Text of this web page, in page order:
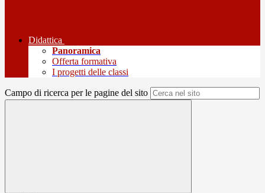
Didattica
Panoramica
Offerta formativa
I progetti delle classi
Campo di ricerca per le pagine del sito